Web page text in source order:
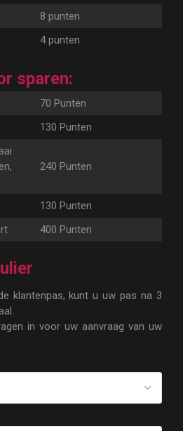
8 punten
4 punten
sparen:
70 Punten
130 Punten
240 Punten
130 Punten
400 Punten
klantenpas, kunt u uw pas na 3
in voor uw aanvraag van uw